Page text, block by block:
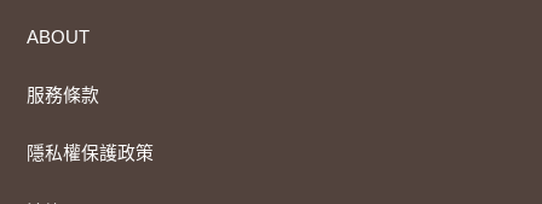
ABOUT
服務條款
隱私權保護政策